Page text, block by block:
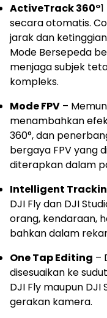
ActiveTrack 360°1
secara otomatis.
jarak dan
Mode Bersepeda
menjaga subjek
kompleks.
Mode FPV –
menambahkan
360°, dan
bergaya FPV yang
diterapkan dalam
Intelligent
DJI Fly dan DJI
orang, kendaraan,
bahkan dalam
One Tap Editing –
disesuaikan ke
DJI Fly maupun
gerakan kamera.